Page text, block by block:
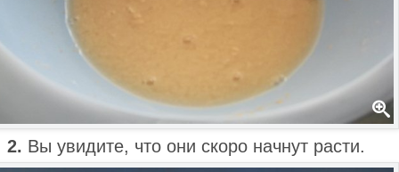
2. Вы увидите, что они скоро начнут расти.